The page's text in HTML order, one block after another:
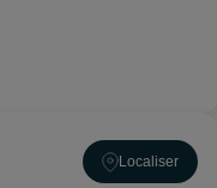
Localiser